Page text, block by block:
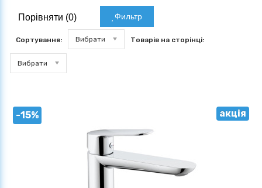
Порівняти (0) Фильтр
Сортування: Вибрати Товарів на сторінці:
Вибрати
-15% акція